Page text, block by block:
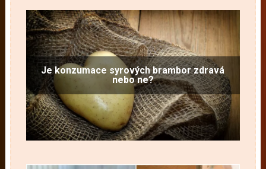
Je konzumace syrových brambor zdravá
nebo ne?